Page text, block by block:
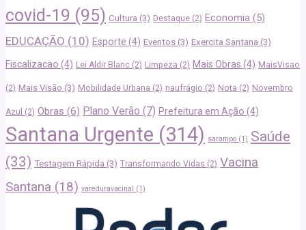
covid-19 (95) Cultura (3) Destaque (2) Economia (5)
EDUCAÇÃO (10) Esporte (4) Eventos (3) Exercita Santana (3)
Fiscalizacao (4) Lei Aldir Blanc (2) Limpeza (2) Mais Obras (4) MaisVisao
(2) Mais Visão (3) Mobilidade Urbana (2) naufrágio (2) Nota (2) Novembro
Azul (2) Obras (6) Plano Verão (7) Prefeitura em Ação (4)
Santana Urgente (314) sarampo (1) Saúde
(33) Testagem Rápida (3) Transformando Vidas (2) Vacina
Santana (18) vareduravacinal (1)